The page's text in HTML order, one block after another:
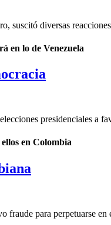
suscitó diversas
en lo de Venezuela
presidenciales a
en Colombia
para perpetuarse